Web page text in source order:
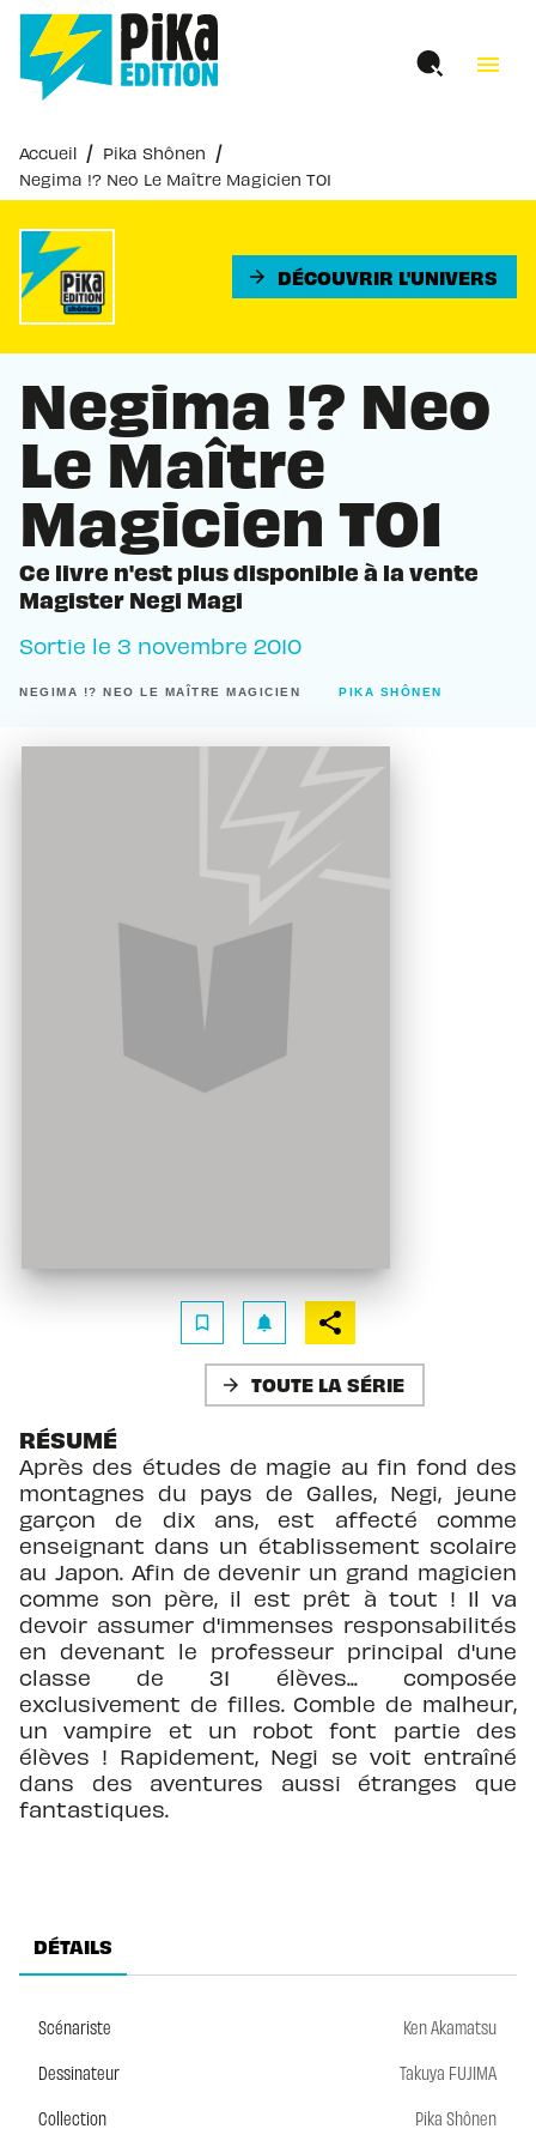
MENU RECHERCHE
PIED DE PAGE
menu
Accueil / Pika Shônen /
Negima !? Neo Le Maître Magicien T01
arrow_forward DÉCOUVRIR L'UNIVERS
Negima !? Neo
Le Maître
Magicien T01
Ce livre n'est plus disponible à la vente
Magister Negi Magi
Sortie le 3 novembre 2010
NEGIMA !? NEO LE MAÎTRE MAGICIEN PIKA SHÔNEN
bookmark_border notifications
arrow_forward TOUTE LA SÉRIE
RÉSUMÉ
Après des études de magie au fin fond des
montagnes du pays de Galles, Negi, jeune
garçon de dix ans, est affecté comme
enseignant dans un établissement scolaire
au Japon. Afin de devenir un grand magicien
comme son père, il est prêt à tout ! Il va
devoir assumer d'immenses responsabilités
en devenant le professeur principal d'une
classe de 31 élèves... composée
exclusivement de filles. Comble de malheur,
un vampire et un robot font partie des
élèves ! Rapidement, Negi se voit entraîné
dans des aventures aussi étranges que
fantastiques.
DÉTAILS
Scénariste
Ken Akamatsu
Dessinateur
Takuya FUJIMA
Collection
Pika Shônen